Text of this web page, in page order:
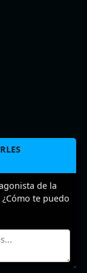
de la
te puedo